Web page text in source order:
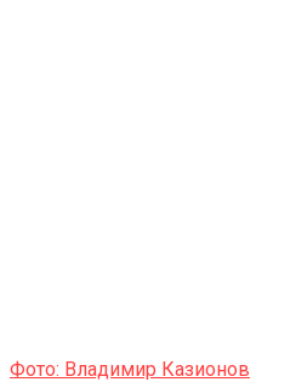
Фото: Владимир Казионов